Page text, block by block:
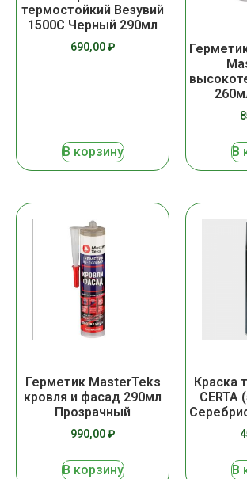
термостойкий Везувий
1500С Черный 290мл
690,00₽
В корзину В
Герметик MasterTeks
кровля и фасад 290мл
Прозрачный
990,00₽
В корзину
Краска
CERTA
В